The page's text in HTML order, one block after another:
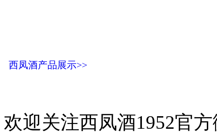
西凤酒产品展示>>
欢迎关注西凤酒1952官